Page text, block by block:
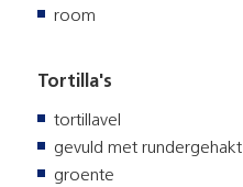
room
Tortilla's
tortillavel
gevuld met rundergehakt
groente